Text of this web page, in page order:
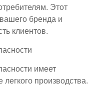
Этот
бренда и
клиентов.
имеет
производства.